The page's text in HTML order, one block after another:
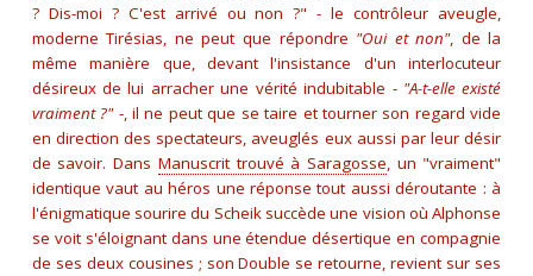
? Dis-moi ? C'est arrivé ou non ?" - le contrôleur aveugle,
moderne Tirésias, ne peut que répondre "Oui et non", de la
même manière que, devant l'insistance d'un interlocuteur
désireux de lui arracher une vérité indubitable - "A-t-elle existé
vraiment ?"-, il ne peut que se taire et tourner son regard vide
en direction des spectateurs, aveuglés eux aussi par leur désir
de savoir. Dans Manuscrit trouvé à Saragosse, un "vraiment"
identique vaut au héros une réponse tout aussi déroutante : à
l'énigmatique sourire du Scheik succède une vision où Alphonse
se voit s'éloignant dans une étendue désertique en compagnie
de ses deux cousines ; son Double se retourne, revient sur ses